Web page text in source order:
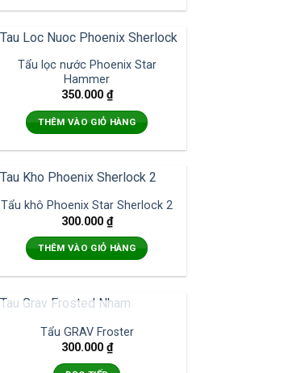
Tẩu lọc nước Phoenix Star
Hammer
350.000 ₫
THÊM VÀO GIỎ HÀNG
Tẩu khô Phoenix Star Sherlock 2
300.000 ₫
THÊM VÀO GIỎ HÀNG
HẾT HÀNG
Tẩu GRAV Froster
300.000 ₫